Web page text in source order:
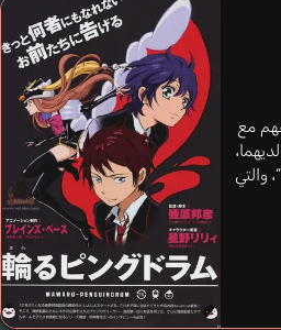
Todd Haileigh
إنجليزي
Yasaka Kazuki
مع
والتي